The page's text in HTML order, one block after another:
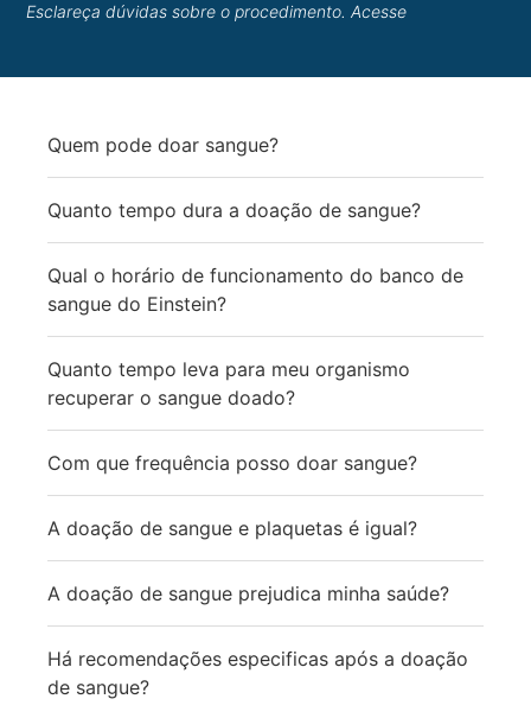
Esclareça dúvidas sobre o procedimento. Acesse
Quem pode doar sangue?
Quanto tempo dura a doação de sangue?
Qual o horário de funcionamento do banco de
sangue do Einstein?
Quanto tempo leva para meu organismo
recuperar o sangue doado?
Com que frequência posso doar sangue?
A doação de sangue e plaquetas é igual?
A doação de sangue prejudica minha saúde?
Há recomendações especificas após a doação
de sangue?